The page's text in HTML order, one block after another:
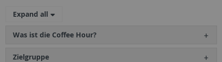
Expand all
Was ist die Coffee Hour?
Zielgruppe